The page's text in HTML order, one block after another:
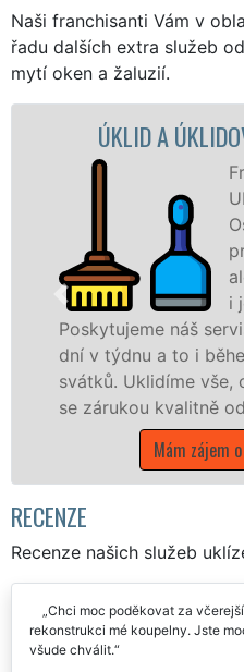
Naši franchisanti Vám v
řadu dalších extra služeb
mytí oken a žaluzií.
A ÚKLIDOVÉ SLUŽBY OSEK
Franchisová síť
UKLÍZENÍ zajišťuje
Oseku a okolí
profesionální,
ale levný úklid pro
i jednotlivce.
náš servis 24 hodin
a to i během víkendů či
vše, co zákazník žádá
kvalitně odvedené práce.
Mám zájem o úklid v Oseku
RECENZE
Recenze našich služeb
Chci moc poděkovat za
rekonstrukci mé koupelny. Jste
všude chválit.